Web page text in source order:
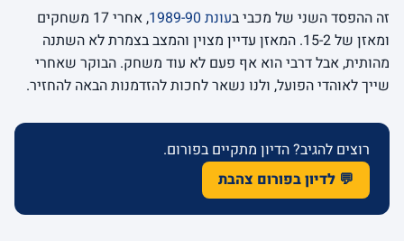
זה ההפסד השני של מכבי בעונת 1989-90
, אחרי 17 משחקים
ומאזן של 15-2. המאזן עדיין מצוין והמצב בצמרת לא השתנה
מהותית, אבל דרבי הוא אף פעם לא עוד משחק. הבוקר שאחרי
שייך לאוהדי הפועל, ולנו נשאר לחכות להזדמנות הבאה להחזיר.
רוצים להגיב? הדיון מתקיים בפורום.
💬 לדיון בפורום צהבת